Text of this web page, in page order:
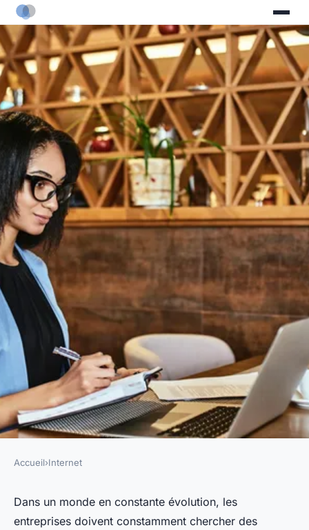
Les 5 avantages clés de
Accueil›Internet
Dans un monde en constante évolution, les
entreprises doivent constamment chercher des